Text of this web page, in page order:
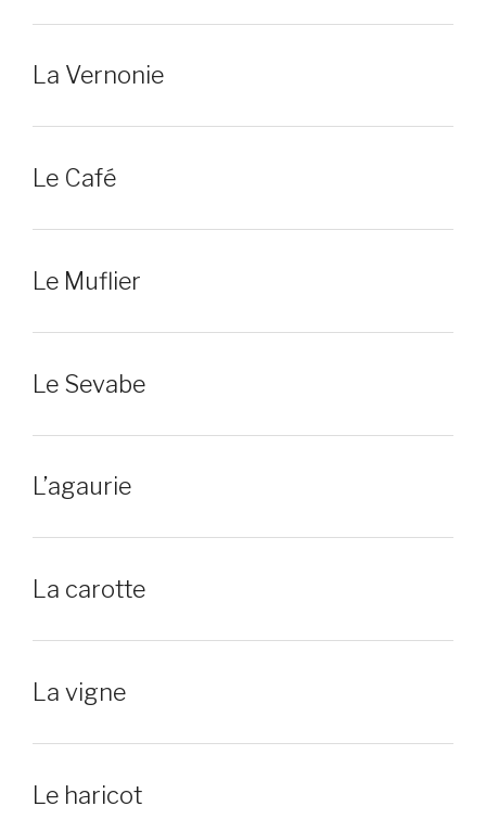
La Vernonie
Le Café
Le Muflier
Le Sevabe
L’agaurie
La carotte
La vigne
Le haricot